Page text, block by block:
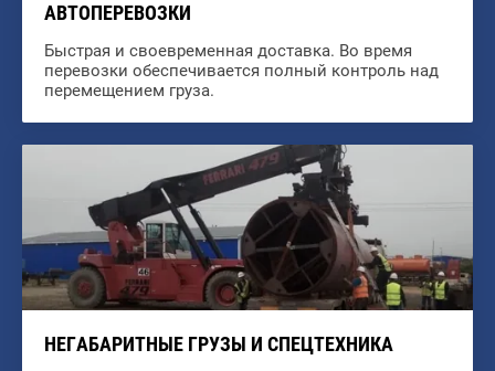
АВТОПЕРЕВОЗКИ
Быстрая и своевременная доставка. Во время
перевозки обеспечивается полный контроль над
перемещением груза.
НЕГАБАРИТНЫЕ ГРУЗЫ И СПЕЦТЕХНИКА